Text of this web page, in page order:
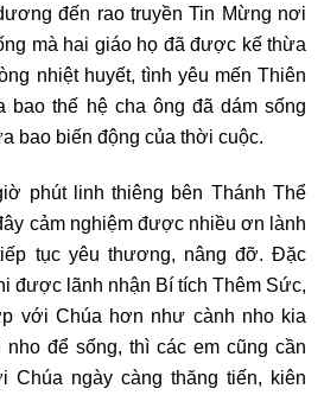
đến rao truyền Tin Mừng nơi
mà hai giáo họ đã được kế thừa
nhiệt huyết, tình yêu mến Thiên
bao thế hệ cha ông đã dám sống
bao biến động của thời cuộc.
phút linh thiêng bên Thánh Thể
cảm nghiệm được nhiều ơn lành
tục yêu thương, nâng đỡ. Đặc
được lãnh nhận Bí tích Thêm Sức,
với Chúa hơn như cành nho kia
để sống, thì các em cũng cần
Chúa ngày càng thăng tiến, kiên